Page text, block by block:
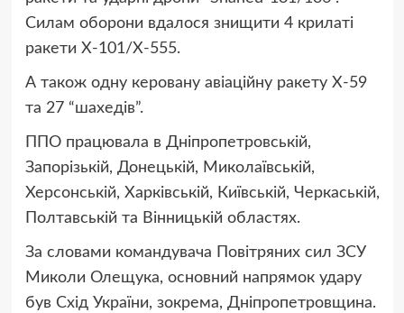
Силам оборони вдалося знищити 4 крилаті
ракети Х-101/Х-555.
А також одну керовану авіаційну ракету Х-59
та 27 “шахедів”.
ППО працювала в Дніпропетровській,
Запорізькій, Донецькій, Миколаївській,
Херсонській, Харківській, Київській, Черкаській,
Полтавській та Вінницькій областях.
За словами командувача Повітряних сил ЗСУ
Миколи Олещука, основний напрямок удару
був Схід України, зокрема, Дніпропетровщина.